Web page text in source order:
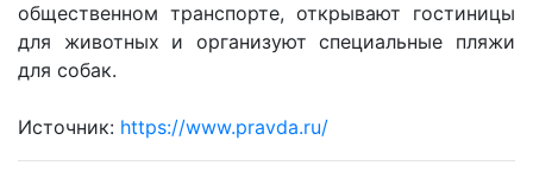
общественном транспорте, открывают гостиницы
для животных и организуют специальные пляжи
для собак.
Источник: https://www.pravda.ru/